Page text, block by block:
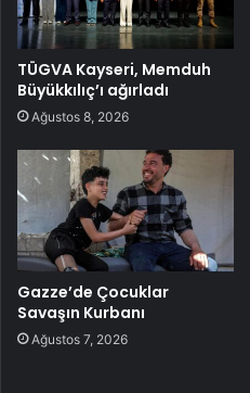
TÜGVA Kayseri, Memduh
Büyükkılıç’ı ağırladı
Ağustos 8, 2026
Gazze’de Çocuklar
Savaşın Kurbanı
Ağustos 7, 2026